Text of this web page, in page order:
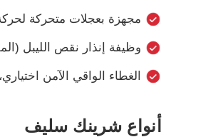
مجهزة بعجلات متحركة
وظيفة إنذار نقص الليبل
الغطاء الواقي الآمن
أنواع شرينك سليف